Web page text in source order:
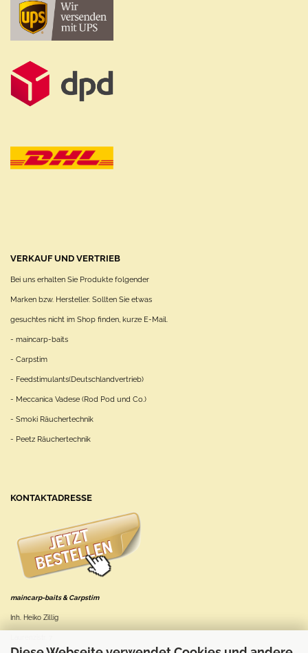
VERKAUF UND VERTRIEB
Bei uns erhalten Sie Produkte folgender
Marken bzw. Hersteller. Sollten Sie etwas
gesuchtes nicht im Shop finden, kurze E-Mail.
- maincarp-baits
- Carpstim
- Feedstimulants(Deutschlandvertrieb)
- Meccanica Vadese (Rod Pod und Co.)
- Smoki Räuchertechnik
- Peetz Räuchertechnik
KONTAKTADRESSE
maincarp-baits & Carpstim
Inh. Heiko Zillig